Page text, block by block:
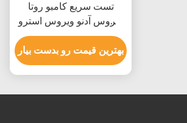
تست سریع کامبو روتا
ویروس آدنو ویروس استرو
ویروس با زمان خواندن 15
دقیقه ای گواهینامه CE و
دقت بالا
بهترین قیمت رو بدست بیار